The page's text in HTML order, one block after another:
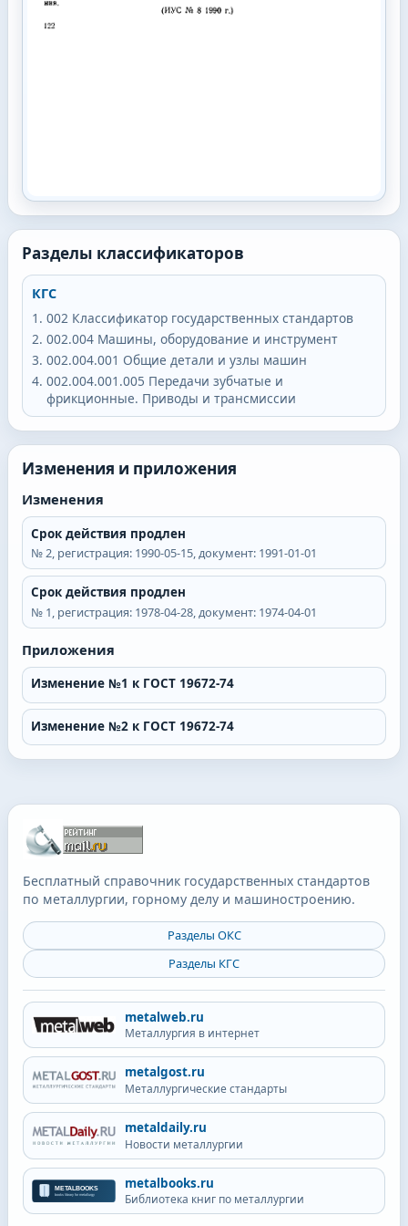
Разделы классификаторов
КГС
002 Классификатор государственных стандартов
002.004 Машины, оборудование и инструмент
002.004.001 Общие детали и узлы машин
002.004.001.005 Передачи зубчатые и
фрикционные. Приводы и трансмиссии
Изменения и приложения
Изменения
Срок действия продлен
№2, регистрация: 1990-05-15, документ: 1991-01-01
Срок действия продлен
№ 1 , регистрация: 1978-04-28, документ: 1974-04-01
Приложения
Изменение №1 к ГОСТ 19672-74
Изменение №2 к ГОСТ 19672-74
Бесплатный справочник государственных стандартов
по металлургии, горному делу и машиностроению.
Разделы ОКС
Разделы КГС
metalweb.ru
Металлургия в интернет
metalgost.ru
Металлургические стандарты
metaldaily.ru
Новости металлургии
metalbooks.ru
Библиотека книг по металлургии